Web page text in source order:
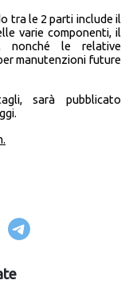
tra le 2 parti include il
varie componenti, il
nonché le relative
manutenzioni future
sarà pubblicato